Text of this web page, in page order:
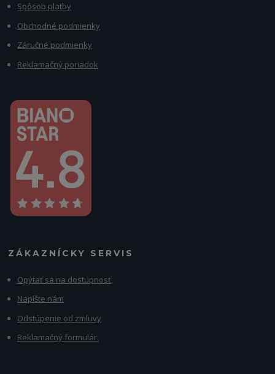
Spôsob platby
Obchodné podmienky
Záručné podmienky
Reklamačný poriadok
ZÁKAZNÍCKY SERVIS
Opýtať sa na dostupnosť
Napíšte nám
Odstúpenie od zmluvy
Reklamačný formulár.